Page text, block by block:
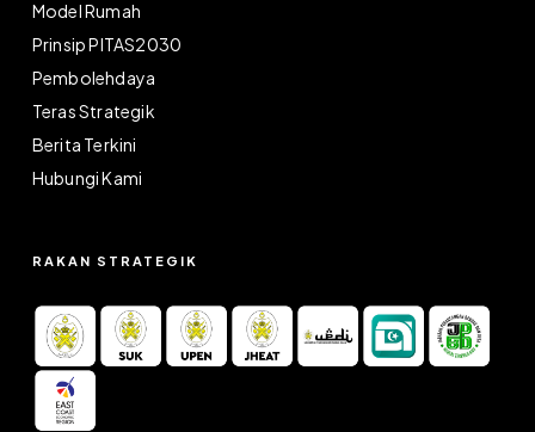
Model Rumah
Prinsip PITAS2030
Pembolehdaya
Teras Strategik
Berita Terkini
Hubungi Kami
RAKAN STRATEGIK